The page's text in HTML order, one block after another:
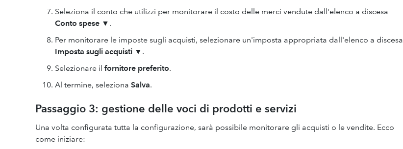
Seleziona il conto che utilizzi per monitorare il costo delle merci vendute dall'elenco a discesa
Conto spese ▼.
Per monitorare le imposte sugli acquisti, selezionare un'imposta appropriata dall'elenco a discesa
Imposta sugli acquisti ▼.
Selezionare il fornitore preferito.
Al termine, seleziona Salva.
Passaggio 3: gestione delle voci di prodotti e servizi
Una volta configurata tutta la configurazione, sarà possibile monitorare gli acquisti o le vendite. Ecco
come iniziare: